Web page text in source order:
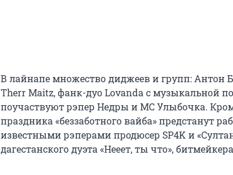
В лайнапе множество диджеев и групп: Антон
Therr Maitz, фанк-дуо Lovanda с музыкальной
поучаствуют рэпер Недры и MC Улыбочка.
праздника «беззаботного вайба» предстанут
известными рэперами продюсер SP4K и
дагестанского дуэта «Нееет, ты что»,